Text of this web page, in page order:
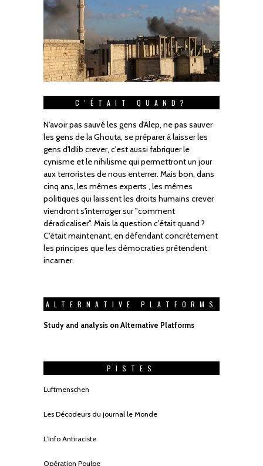
C’ÉTAIT QUAND?
N'avoir pas sauvé les gens d'Alep, ne pas sauver
les gens de la Ghouta, se préparer à laisser les
gens d'Idlib crever, c'est aussi fabriquer le
cynisme et le nihilisme qui permettront un jour
aux terroristes de nous enterrer. Mais bon, dans
cinq ans, les mêmes experts , les mêmes
politiques qui laissent les droits humains crever
viendront s'interroger sur "comment
déradicaliser". Mais la question c'était quand ?
C'était maintenant, en défendant concrètement
les principes que les démocraties prétendent
incarner.
ALTERNATIVE PLATFORMS
Study and analysis on Alternative Platforms
PISTES
Luftmenschen
Les Décodeurs du journal le Monde
L’Info Antiraciste
Opération Poulpe